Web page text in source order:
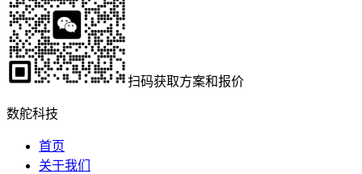
扫码获取方案和报价
数舵科技
首页
关于我们